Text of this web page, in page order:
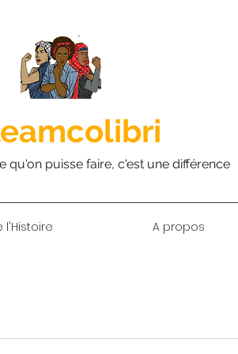
qu'on puisse faire, c'est une différence
l'Histoire A propos